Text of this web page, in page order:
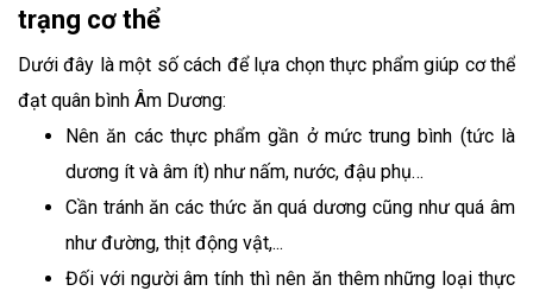
trạng cơ thể
Dưới đây là một số cách để lựa chọn thực phẩm giúp cơ thể
đạt quân bình Âm Dương:
Nên ăn các thực phẩm gần ở mức trung bình (tức là
dương ít và âm ít) như nấm, nước, đậu phụ…
Cần tránh ăn các thức ăn quá dương cũng như quá âm
như đường, thịt động vật,...
Đối với người âm tính thì nên ăn thêm những loại thực